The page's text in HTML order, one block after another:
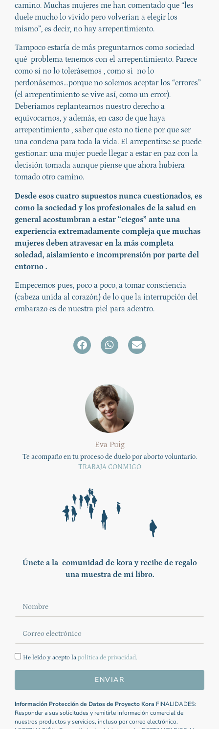
camino. Muchas mujeres me han comentado que “les
duele mucho lo vivido pero volverían a elegir los
mismo”, es decir, no hay arrepentimiento.
Tampoco estaría de más preguntarnos como sociedad
qué problema tenemos con el arrepentimiento. Parece
como si no lo tolerásemos , como si no lo
perdonásemos…porque no solemos aceptar los “errores”
(el arrepentimiento se vive así, como un error).
Deberíamos replantearnos nuestro derecho a
equivocarnos, y además, en caso de que haya
arrepentimiento , saber que esto no tiene por que ser
una condena para toda la vida. El arrepentirse se puede
gestionar: una mujer puede llegar a estar en paz con la
decisión tomada aunque piense que ahora hubiera
tomado otro camino.
Desde esos cuatro supuestos nunca cuestionados, es
como la sociedad y los profesionales de la salud en
general acostumbran a estar “ciegos” ante una
experiencia extremadamente compleja que muchas
mujeres deben atravesar en la más completa
soledad, aislamiento e incomprensión por parte del
entorno .
Empecemos pues, poco a poco, a tomar consciencia
(cabeza unida al corazón) de lo que la interrupción del
embarazo es de nuestra piel para adentro.
Eva Puig
Te acompaño en tu proceso de duelo por aborto voluntario.
TRABAJA CONMIGO
Únete a la comunidad de kora y recibe de regalo
una muestra de mi libro.
He leído y acepto la política de privacidad.
ENVIAR
Información Protección de Datos de Proyecto Kora FINALIDADES:
Responder a sus solicitudes y remitirle información comercial de
nuestros productos y servicios, incluso por correo electrónico.